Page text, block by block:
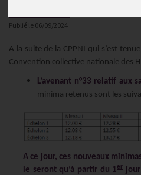
Publié le 06/09/2024
A la suite de la CPPNI qui s’est
Convention collective nationale des
L’avenant n°33 relatif aux
minima retenus sont les
A ce jour, ces nouveaux
le seront qu’à partir du 1er